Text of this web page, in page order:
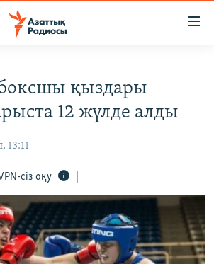
қыздары
12 жүлде алды
сіз оқу